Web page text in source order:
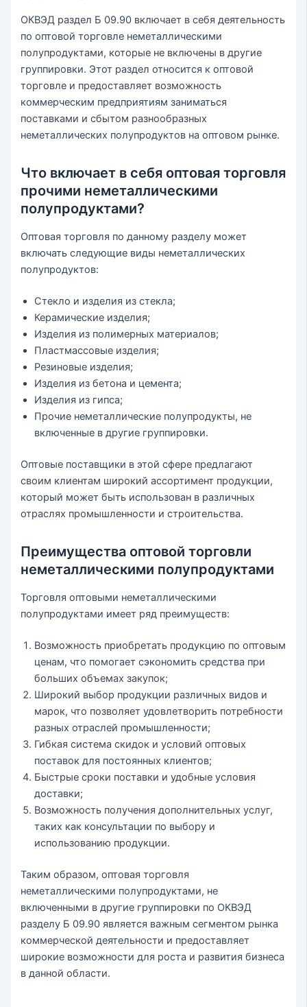
ОКВЭД раздел Б 09.90 включает в себя деятельность
по оптовой торговле неметаллическими
полупродуктами, которые не включены в другие
группировки. Этот раздел относится к оптовой
торговле и предоставляет возможность
коммерческим предприятиям заниматься
поставками и сбытом разнообразных
неметаллических полупродуктов на оптовом рынке.
Что включает в себя оптовая торговля
прочими неметаллическими
полупродуктами?
Оптовая торговля по данному разделу может
включать следующие виды неметаллических
полупродуктов:
Стекло и изделия из стекла;
Керамические изделия;
Изделия из полимерных материалов;
Пластмассовые изделия;
Резиновые изделия;
Изделия из бетона и цемента;
Изделия из гипса;
Прочие неметаллические полупродукты, не
включенные в другие группировки.
Оптовые поставщики в этой сфере предлагают
своим клиентам широкий ассортимент продукции,
который может быть использован в различных
отраслях промышленности и строительства.
Преимущества оптовой торговли
неметаллическими полупродуктами
Торговля оптовыми неметаллическими
полупродуктами имеет ряд преимуществ:
Возможность приобретать продукцию по оптовым
ценам, что помогает сэкономить средства при
больших объемах закупок;
Широкий выбор продукции различных видов и
марок, что позволяет удовлетворить потребности
разных отраслей промышленности;
Гибкая система скидок и условий оптовых
поставок для постоянных клиентов;
Быстрые сроки поставки и удобные условия
доставки;
Возможность получения дополнительных услуг,
таких как консультации по выбору и
использованию продукции.
Таким образом, оптовая торговля
неметаллическими полупродуктами, не
включенными в другие группировки по ОКВЭД
разделу Б 09.90 является важным сегментом рынка
коммерческой деятельности и предоставляет
широкие возможности для роста и развития бизнеса
в данной области.